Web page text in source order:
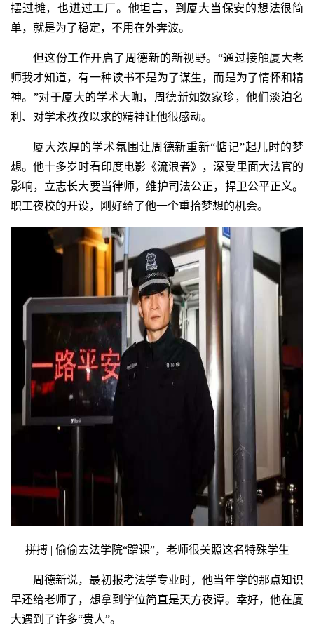
摆过摊，也进过工厂。他坦言，到厦大当保安的想法很简
单，就是为了稳定，不用在外奔波。
但这份工作开启了周德新的新视野。“通过接触厦大老
师我才知道，有一种读书不是为了谋生，而是为了情怀和精
神。”对于厦大的学术大咖，周德新如数家珍，他们淡泊名
利、对学术孜孜以求的精神让他很感动。
厦大浓厚的学术氛围让周德新重新“惦记”起儿时的梦
想。他十多岁时看印度电影《流浪者》，深受里面大法官的
影响，立志长大要当律师，维护司法公正，捍卫公平正义。
职工夜校的开设，刚好给了他一个重拾梦想的机会。
拼搏 | 偷偷去法学院“蹭课”，老师很关照这名特殊学生
周德新说，最初报考法学专业时，他当年学的那点知识
早还给老师了，想拿到学位简直是天方夜谭。幸好，他在厦
大遇到了许多“贵人”。